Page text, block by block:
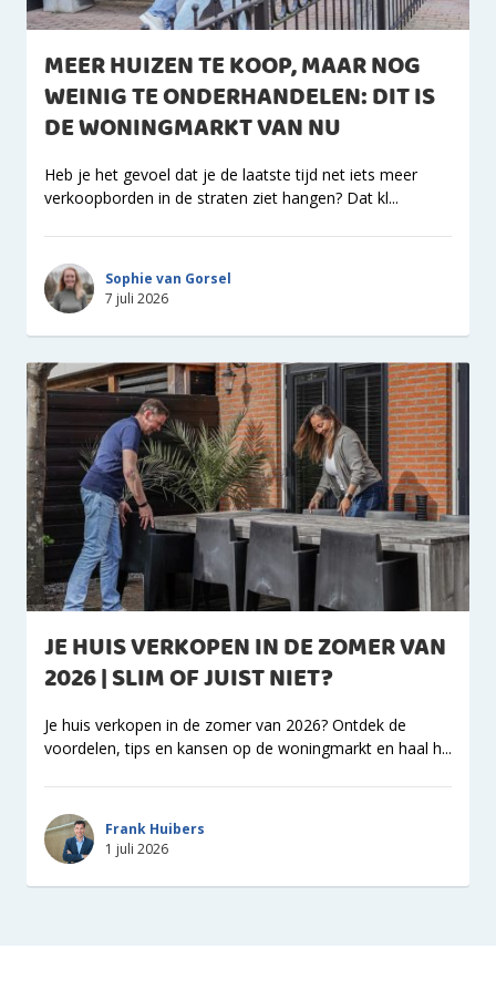
MEER HUIZEN TE KOOP, MAAR NOG
WEINIG TE ONDERHANDELEN: DIT IS
DE WONINGMARKT VAN NU
Heb je het gevoel dat je de laatste tijd net iets meer
verkoopborden in de straten ziet hangen? Dat kl...
Sophie van Gorsel
7 juli 2026
JE HUIS VERKOPEN IN DE ZOMER VAN
2026 | SLIM OF JUIST NIET?
Je huis verkopen in de zomer van 2026? Ontdek de
voordelen, tips en kansen op de woningmarkt en haal h...
Frank Huibers
1 juli 2026